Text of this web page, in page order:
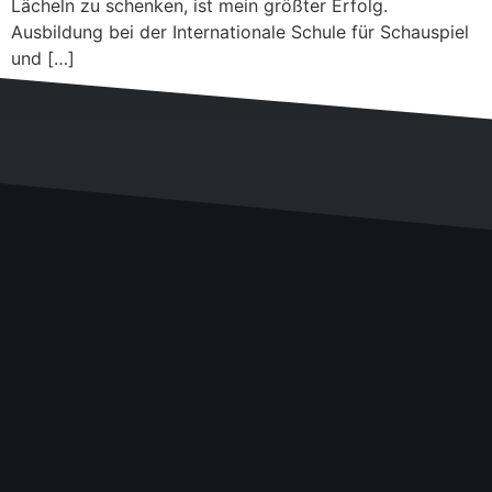
Lächeln zu schenken, ist mein größter Erfolg.
Ausbildung bei der Internationale Schule für Schauspiel
und […]